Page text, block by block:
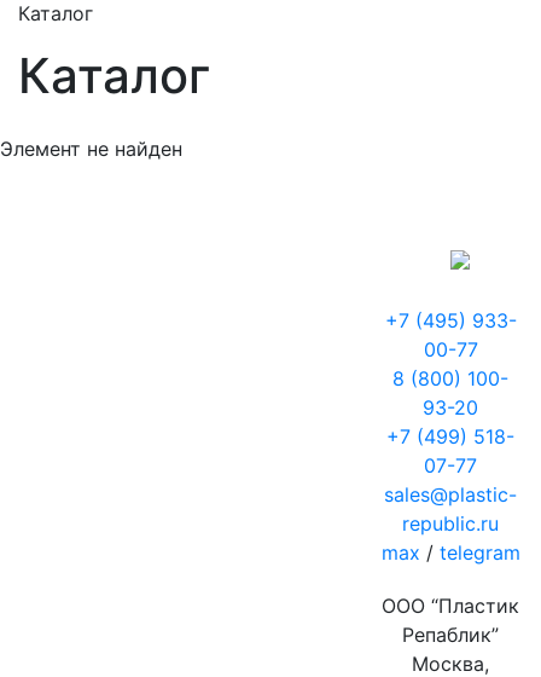
Каталог
Каталог
Элемент не найден
+7 (495) 933-
00-77
8 (800) 100-
93-20
+7 (499) 518-
07-77
sales@plastic-
republic.ru
max / telegram
ООО “Пластик
Репаблик”
Москва,